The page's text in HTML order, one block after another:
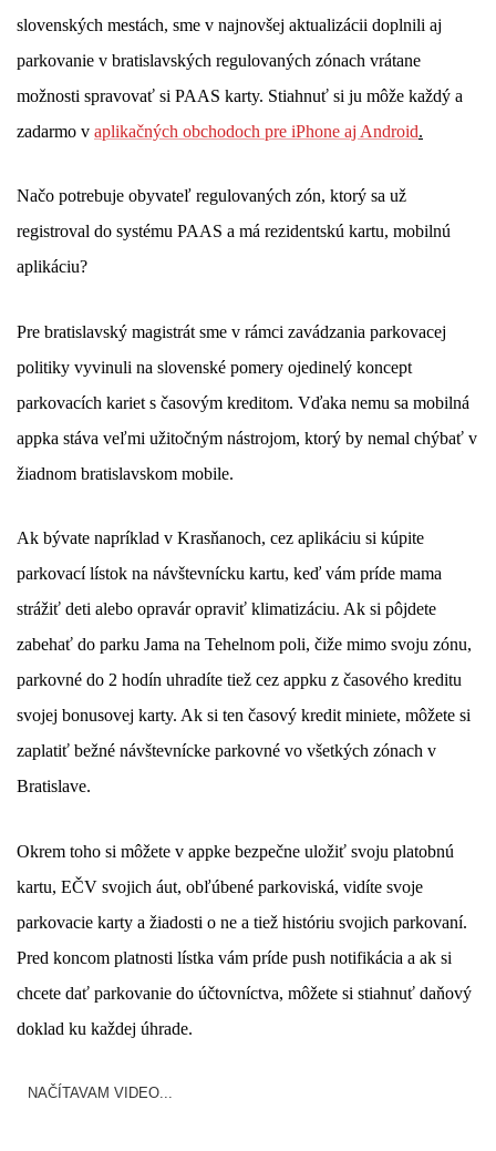
slovenských mestách, sme v najnovšej aktualizácii doplnili aj
parkovanie v bratislavských regulovaných zónach vrátane
možnosti spravovať si PAAS karty. Stiahnuť si ju môže každý a
zadarmo v aplikačných obchodoch pre iPhone aj Android.
Načo potrebuje obyvateľ regulovaných zón, ktorý sa už
registroval do systému PAAS a má rezidentskú kartu, mobilnú
aplikáciu?
Pre bratislavský magistrát sme v rámci zavádzania parkovacej
politiky vyvinuli na slovenské pomery ojedinelý koncept
parkovacích kariet s časovým kreditom. Vďaka nemu sa mobilná
appka stáva veľmi užitočným nástrojom, ktorý by nemal chýbať v
žiadnom bratislavskom mobile.
Ak bývate napríklad v Krasňanoch, cez aplikáciu si kúpite
parkovací lístok na návštevnícku kartu, keď vám príde mama
strážiť deti alebo opravár opraviť klimatizáciu. Ak si pôjdete
zabehať do parku Jama na Tehelnom poli, čiže mimo svoju zónu,
parkovné do 2 hodín uhradíte tiež cez appku z časového kreditu
svojej bonusovej karty. Ak si ten časový kredit miniete, môžete si
zaplatiť bežné návštevnícke parkovné vo všetkých zónach v
Bratislave.
Okrem toho si môžete v appke bezpečne uložiť svoju platobnú
kartu, EČV svojich áut, obľúbené parkoviská, vidíte svoje
parkovacie karty a žiadosti o ne a tiež históriu svojich parkovaní.
Pred koncom platnosti lístka vám príde push notifikácia a ak si
chcete dať parkovanie do účtovníctva, môžete si stiahnuť daňový
doklad ku každej úhrade.
NAČÍTAVAM VIDEO...